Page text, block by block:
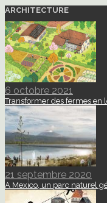
ARCHITECTURE
6 octobre 2021
Transformer des fermes en
21 septembre 2020
A Mexico, un parc naturel